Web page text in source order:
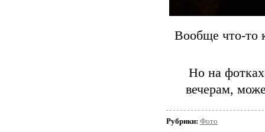
Вообще что-то
Но на
вечерам,
Рубрики: Фото